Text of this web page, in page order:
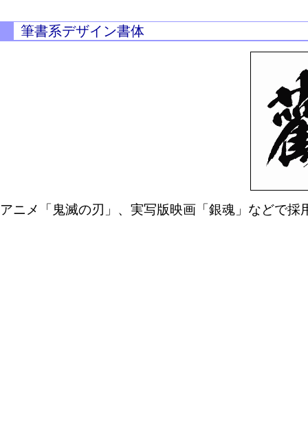
筆書系デザイン書体
アニメ「鬼滅の刃」、実写版映画「銀魂」などで